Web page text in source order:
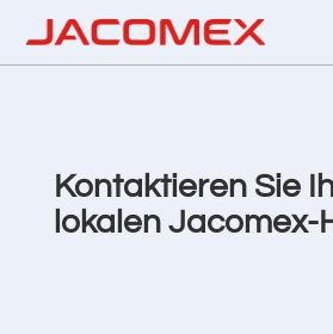
Kontaktieren Sie
lokalen Jacomex-